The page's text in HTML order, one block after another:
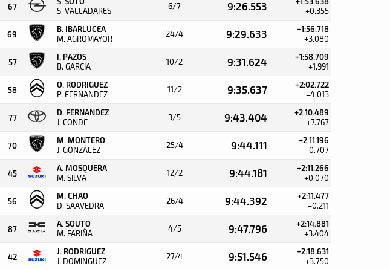
67 S. VALLADARES 6/7 9:26.553 +0.355
69
B. IBARLUCEA
M. AGROMAYOR 24/4 9:29.633 +1:56.718
+3.080
57
I. PAZOS
B. GARCIA 10/2 9:31.624 +1:58.709
+1.991
58
O. RODRIGUEZ
P. FERNANDEZ 11/2 9:35.637 +2:02.722
+4.013
77
D. FERNANDEZ
J. CONDE 3/5 9:43.404 +2:10.489
+7.767
70
M. MONTERO
J. GONZÁLEZ 25/4 9:44.111 +2:11.196
+0.707
45
A. MOSQUERA
M. SILVA 12/2 9:44.181 +2:11.266
+0.070
56
M. CHAO
D. SAAVEDRA 26/4 9:44.392 +2:11.477
+0.211
87
A. SOUTO
M. FARIÑA 4/5 9:47.796 +2:14.881
+3.404
42
J. RODRIGUEZ
J. DOMINGUEZ 27/4 9:51.546 +2:18.631
+3.750